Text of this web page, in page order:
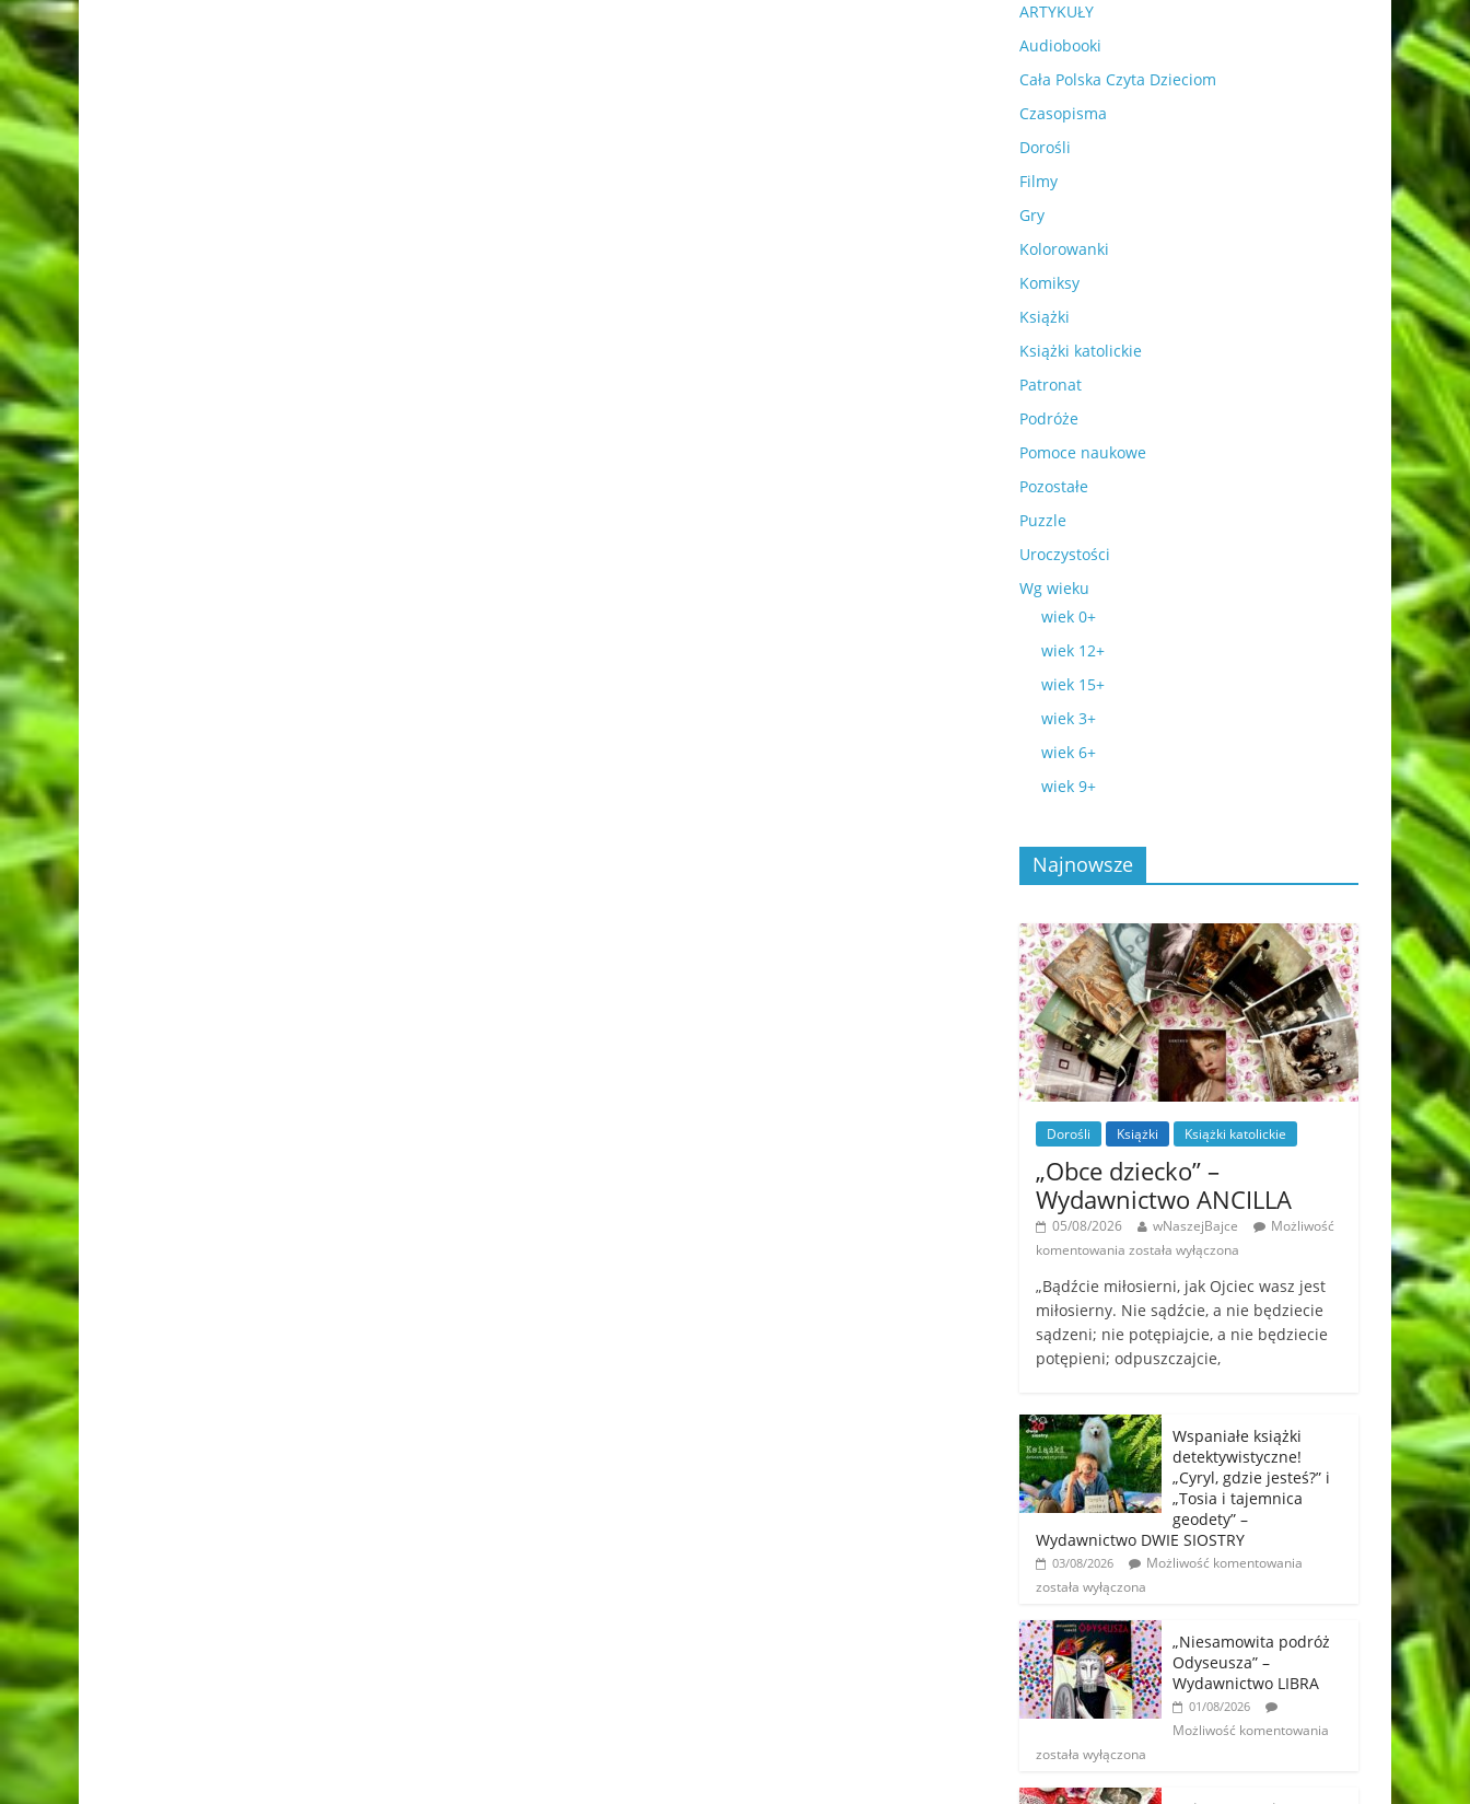
ARTYKUŁY
Audiobooki
Cała Polska Czyta Dzieciom
Czasopisma
Dorośli
Filmy
Gry
Kolorowanki
Komiksy
Książki
Książki katolickie
Patronat
Podróże
Pomoce naukowe
Pozostałe
Puzzle
Uroczystości
Wg wieku
wiek 0+
wiek 12+
wiek 15+
wiek 3+
wiek 6+
wiek 9+
Najnowsze
Dorośli Książki Książki katolickie
„Obce dziecko” –
Wydawnictwo ANCILLA
05/08/2026 wNaszejBajce
Możliwość
komentowania została wyłączona
„Bądźcie miłosierni, jak Ojciec wasz jest
miłosierny. Nie sądźcie, a nie będziecie
sądzeni; nie potępiajcie, a nie będziecie
potępieni; odpuszczajcie,
Wspaniałe książki
detektywistyczne!
„Cyryl, gdzie jesteś?” i
„Tosia i tajemnica
geodety” –
Wydawnictwo DWIE SIOSTRY
03/08/2026
Możliwość komentowania
została wyłączona
„Niesamowita podróż
Odyseusza” –
Wydawnictwo LIBRA
01/08/2026
Możliwość komentowania
została wyłączona